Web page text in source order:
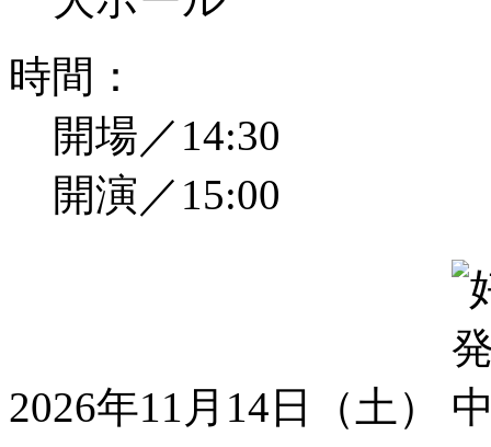
時間：
開場／14:30
開演／15:00
2026年11月14日（土）